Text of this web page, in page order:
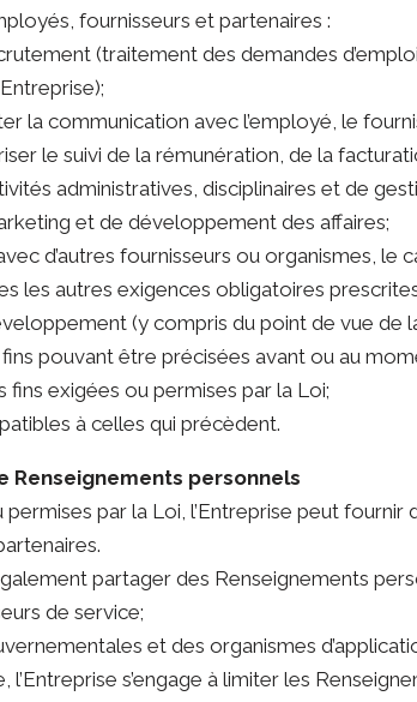
fournisseurs et partenaires :
(traitement des demandes
la communication avec l’employé, le
le suivi de la rémunération, de la
administratives, disciplinaires et de
et de développement des affaires;
d’autres fournisseurs ou organismes,
les autres exigences obligatoires
(y compris du point de vue de
fins pouvant être précisées avant ou au
fins exigées ou permises par la Loi;
à celles qui précèdent.
Renseignements personnels
permises par la Loi, l’Entreprise peut
partager des Renseignements
de service;
et des organismes
l’Entreprise s’engage à limiter les